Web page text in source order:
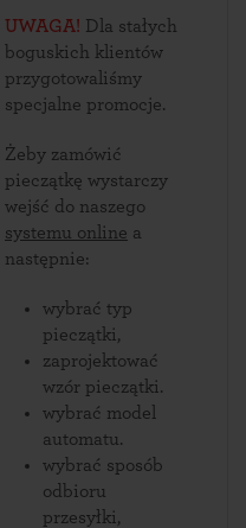
UWAGA! Dla stałych
boguskich klientów
przygotowaliśmy
specjalne promocje.
Żeby zamówić
pieczątkę wystarczy
wejść do naszego
systemu online a
następnie:
wybrać typ
pieczątki,
zaprojektować
wzór pieczątki.
wybrać model
automatu.
wybrać sposób
odbioru
przesyłki,